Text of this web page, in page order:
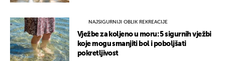
NAJSIGURNIJI OBLIK REKREACIJE
Vježbe za koljeno u moru: 5 sigurnih vježbi
koje mogu smanjiti bol i poboljšati
pokretljivost